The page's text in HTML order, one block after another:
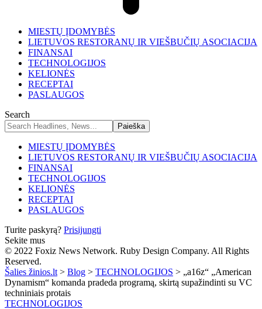
MIESTŲ ĮDOMYBĖS
LIETUVOS RESTORANŲ IR VIEŠBUČIŲ ASOCIACIJA
FINANSAI
TECHNOLOGIJOS
KELIONĖS
RECEPTAI
PASLAUGOS
Search
MIESTŲ ĮDOMYBĖS
LIETUVOS RESTORANŲ IR VIEŠBUČIŲ ASOCIACIJA
FINANSAI
TECHNOLOGIJOS
KELIONĖS
RECEPTAI
PASLAUGOS
Turite paskyrą? Prisijungti
Sekite mus
© 2022 Foxiz News Network. Ruby Design Company. All Rights
Reserved.
Šalies žinios.lt > Blog > TECHNOLOGIJOS > „a16z“ „American
Dynamism“ komanda pradeda programą, skirtą supažindinti su VC
techniniais protais
TECHNOLOGIJOS